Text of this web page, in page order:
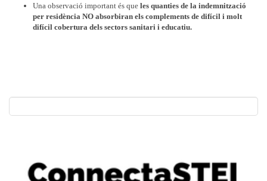
Una observació important és que les quanties de la indemnització
per residència NO absorbiran els complements de difícil i molt
difícil cobertura dels sectors sanitari i educatiu.